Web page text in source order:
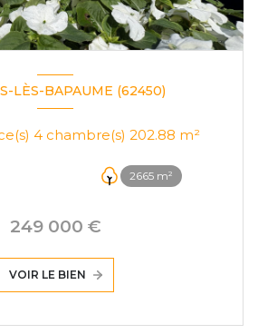
LÈS-BAPAUME (62450)
Maison 5 pièce(s) 4 chambre(s) 202.88 m²
2665 m²
249 000 €
VOIR LE BIEN